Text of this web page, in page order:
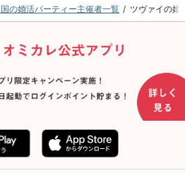
の婚活パーティー主催者一覧 ツヴァイの婚